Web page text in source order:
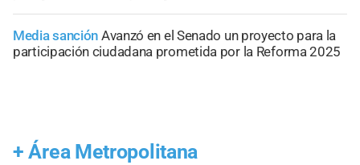
Media sanción Avanzó en el Senado un proyecto para la
participación ciudadana prometida por la Reforma 2025
+ Área Metropolitana